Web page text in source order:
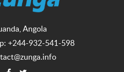
Angola
+244-932-541-598